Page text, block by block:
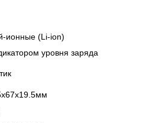
ионные (Li-ion)
уровня заряда